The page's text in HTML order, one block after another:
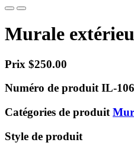
Murale
Prix $250.00
Numéro de produitIL-
Catégories de produit
Style de produit